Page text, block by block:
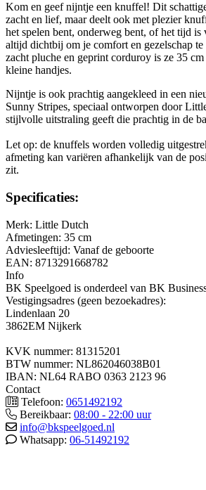
Kom en geef nijntje een knuffel! Dit
zacht en lief, maar deelt ook met plezier
het spelen bent, onderweg bent, of het tijd
altijd dichtbij om je comfort en gezelschap te
zacht pluche en geprint corduroy is ze 35
kleine handjes.
Nijntje is ook prachtig aangekleed in een
Sunny Stripes, speciaal ontworpen door
stijlvolle uitstraling geeft die prachtig in de
Let op: de knuffels worden volledig
afmeting kan variëren afhankelijk van de
zit.
Specificaties:
Merk: Little Dutch
Afmetingen: 35 cm
Adviesleeftijd: Vanaf de geboorte
EAN: 8713291668782
Info
BK Speelgoed is onderdeel van BK
Vestigingsadres (geen bezoekadres):
Lindenlaan 20
3862EM Nijkerk
KVK nummer: 81315201
BTW nummer: NL862046038B01
IBAN: NL64 RABO 0363 2123 96
Contact
Telefoon: 0651492192
Bereikbaar: 08:00 - 22:00 uur
info@bkspeelgoed.nl
Whatsapp: 06-51492192